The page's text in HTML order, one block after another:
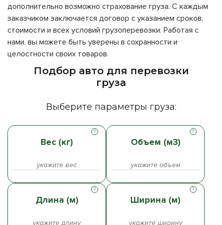
дополнительно возможно страхование груза. С каждым
заказчиком заключается договор с указанием сроков,
стоимости и всех условий грузоперевозки. Работая с
нами, вы можете быть уверены в сохранности и
целостности своих товаров.
Подбор авто для перевозки
груза
Выберите параметры груза:
Вес (кг) Объем (м3)
Длина (м) Ширина (м)